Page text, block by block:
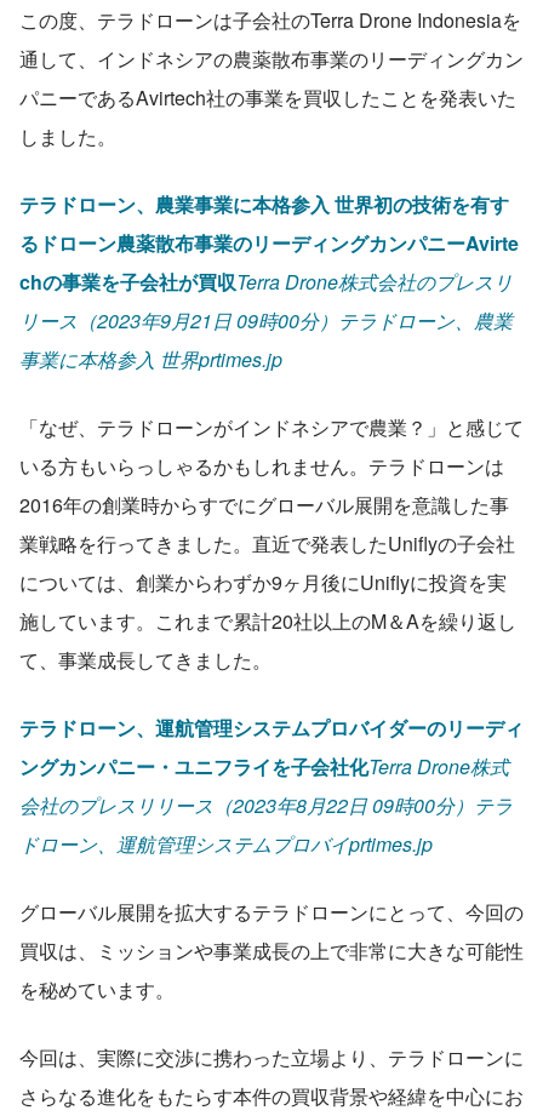
この度、テラドローンは子会社のTerra Drone Indonesiaを
通して、インドネシアの農薬散布事業のリーディングカン
パニーであるAvirtech社の事業を買収したことを発表いた
しました。
テラドローン、農業事業に本格参入 世界初の技術を有す
るドローン農薬散布事業のリーディングカンパニーAvirte
chの事業を子会社が買収Terra Drone株式会社のプレスリ
リース（2023年9月21日 09時00分）テラドローン、農業
事業に本格参入 世界prtimes.jp
「なぜ、テラドローンがインドネシアで農業？」と感じて
いる方もいらっしゃるかもしれません。テラドローンは
2016年の創業時からすでにグローバル展開を意識した事
業戦略を行ってきました。直近で発表したUniflyの子会社
については、創業からわずか9ヶ月後にUniflyに投資を実
施しています。これまで累計20社以上のM＆Aを繰り返し
て、事業成長してきました。
テラドローン、運航管理システムプロバイダーのリーディ
ングカンパニー・ユニフライを子会社化Terra Drone株式
会社のプレスリリース（2023年8月22日 09時00分）テラ
ドローン、運航管理システムプロバイprtimes.jp
グローバル展開を拡大するテラドローンにとって、今回の
買収は、ミッションや事業成長の上で非常に大きな可能性
を秘めています。
今回は、実際に交渉に携わった立場より、テラドローンに
さらなる進化をもたらす本件の買収背景や経緯を中心にお